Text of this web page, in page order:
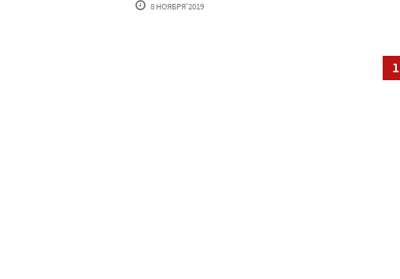
8 НОЯБРЯ'2019
1